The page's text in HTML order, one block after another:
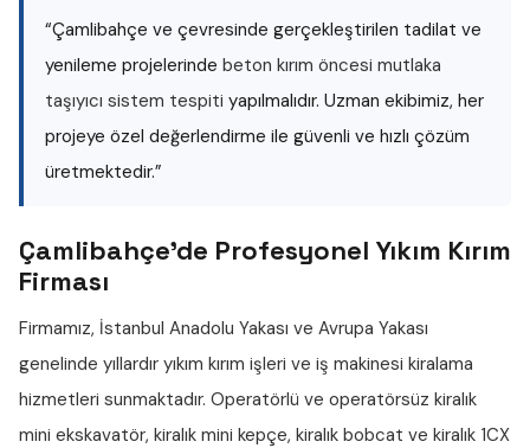
“Çamlibahçe ve çevresinde gerçekleştirilen tadilat ve
yenileme projelerinde beton kırım öncesi mutlaka
taşıyıcı sistem tespiti yapılmalıdır. Uzman ekibimiz, her
projeye özel değerlendirme ile güvenli ve hızlı çözüm
üretmektedir.”
Çamlibahçe'de Profesyonel Yıkım Kırım
Firması
Firmamız, İstanbul Anadolu Yakası ve Avrupa Yakası
genelinde yıllardır yıkım kırım işleri ve iş makinesi kiralama
hizmetleri sunmaktadır. Operatörlü ve operatörsüz kiralık
mini ekskavatör, kiralık mini kepçe, kiralık bobcat ve kiralık 1CX